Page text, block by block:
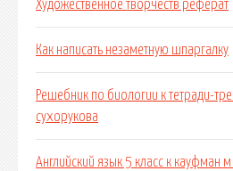
Художественное творчеств реферат
Как написать незаметную шпаргалку
Решебник по биологии к тетради-
сухорукова
Английский язык 5 класс к кауфман